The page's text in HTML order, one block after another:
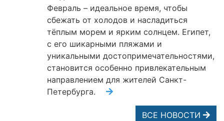
Февраль – идеальное время, чтобы
сбежать от холодов и насладиться
тёплым морем и ярким солнцем. Египет,
с его шикарными пляжами и
уникальными достопримечательностями,
становится особенно привлекательным
направлением для жителей Санкт-
Петербурга.
ВСЕ НОВОСТИ